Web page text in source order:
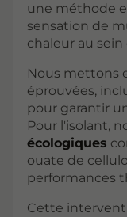
une méthode
sensation de
chaleur au
Nous mettons
éprouvées,
pour garantir
Pour l'isolant,
écologiques
ouate de
performances
Cette